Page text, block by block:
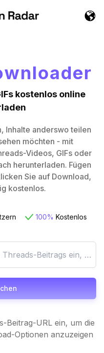
kostenlos online
Inhalte anderswo teilen
möchten - mit
Videos, GIFs oder
herunterladen. Fügen
Sie auf Download,
kostenlos.
100% Kostenlos
Beitrag-URL ein, um die
Optionen anzuzeigen